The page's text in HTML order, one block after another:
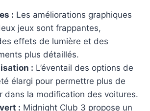
: Les améliorations graphiques
jeux sont frappantes,
effets de lumière et des
plus détaillés.
: L’éventail des options de
élargi pour permettre plus de
dans la modification des voitures.
: Midnight Club 3 propose un